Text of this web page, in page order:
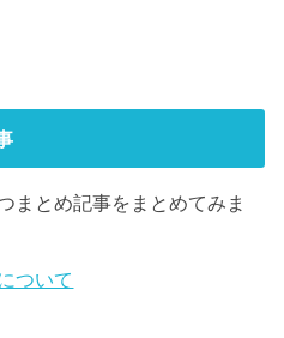
まとめ記事をまとめてみま
ついて